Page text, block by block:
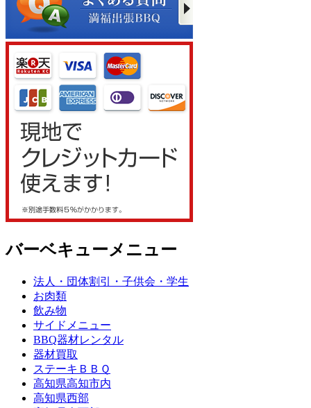
バーベキューメニュー
法人・団体割引・子供会・学生
お肉類
飲み物
サイドメニュー
BBQ器材レンタル
器材買取
ステーキＢＢＱ
高知県高知市内
高知県西部